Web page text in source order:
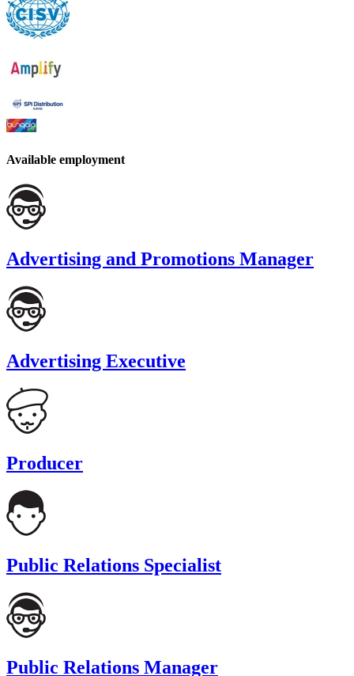
Available employment
Advertising and Promotions Manager
Advertising Executive
Producer
Public Relations Specialist
Public Relations Manager